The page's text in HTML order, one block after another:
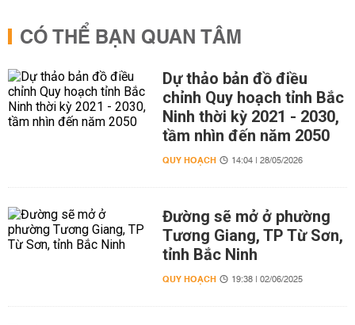
CÓ THỂ BẠN QUAN TÂM
Dự thảo bản đồ điều
chỉnh Quy hoạch tỉnh Bắc
Ninh thời kỳ 2021 - 2030,
tầm nhìn đến năm 2050
QUY HOẠCH 14:04 | 28/05/2026
Đường sẽ mở ở phường
Tương Giang, TP Từ Sơn,
tỉnh Bắc Ninh
QUY HOẠCH 19:38 | 02/06/2025